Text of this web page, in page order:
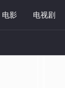
电影 电视剧